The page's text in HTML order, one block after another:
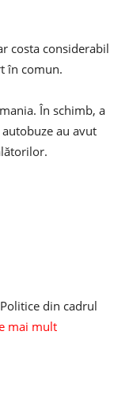
costa considerabil
în comun.
În schimb, a
au avut
din cadrul
mai mult